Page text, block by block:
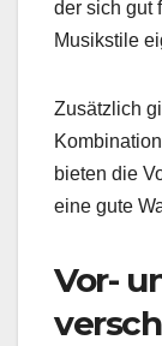
der sich gut
Musikstile
Zusätzlich
bieten die
eine gute
Vor-